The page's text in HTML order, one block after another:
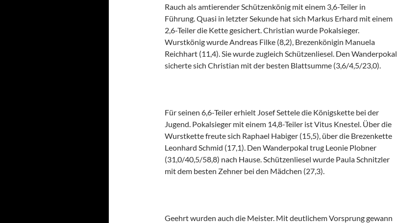
Rauch als amtierender Schützenkönig mit einem 3,6-Teiler in
Führung. Quasi in letzter Sekunde hat sich Markus Erhard mit einem
2,6-Teiler die Kette gesichert. Christian wurde Pokalsieger.
Wurstkönig wurde Andreas Filke (8,2), Brezenkönigin Manuela
Reichhart (11,4). Sie wurde zugleich Schützenliesel. Den Wanderpokal
sicherte sich Christian mit der besten Blattsumme (3,6/4,5/23,0).
Für seinen 6,6-Teiler erhielt Josef Settele die Königskette bei der
Jugend. Pokalsieger mit einem 14,8-Teiler ist Vitus Knestel. Über die
Wurstkette freute sich Raphael Habiger (15,5), über die Brezenkette
Leonhard Schmid (17,1). Den Wanderpokal trug Leonie Plobner
(31,0/40,5/58,8) nach Hause. Schützenliesel wurde Paula Schnitzler
mit dem besten Zehner bei den Mädchen (27,3).
Geehrt wurden auch die Meister. Mit deutlichem Vorsprung gewann